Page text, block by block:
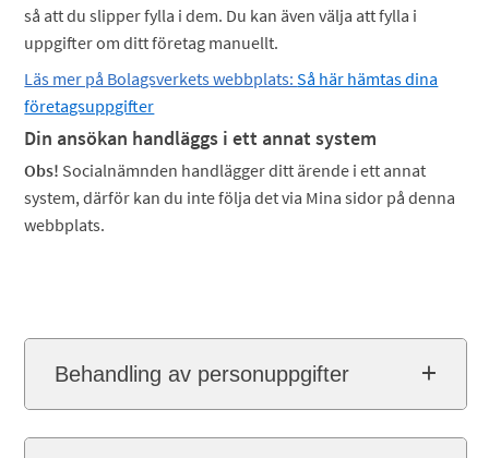
så att du slipper fylla i dem. Du kan även välja att fylla i
uppgifter om ditt företag manuellt.
Läs mer på Bolagsverkets webbplats:Så här hämtas dina
företagsuppgifter
Din ansökan handläggs i ett annat system
Obs! Socialnämnden handlägger ditt ärende i ett annat
system, därför kan du inte följa det via Mina sidor på denna
webbplats.
Behandling av personuppgifter